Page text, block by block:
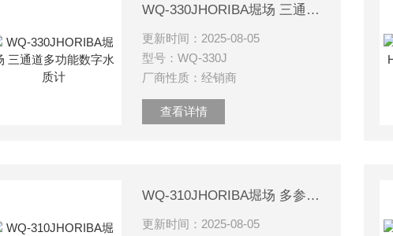
WQ-330JHORIBA堀场 三通道多功能数字水质计
更新时间：2025-08-05
型号：WQ-330J
厂商性质：经销商
查看详情
WQ-310JHORIBA堀场 多参数数字水质计1通道
更新时间：2025-08-05